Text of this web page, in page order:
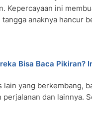
Kepercayaan ini
anaknya hancur
Bisa Baca Pikiran?
yang berkembang,
dan lainnya.